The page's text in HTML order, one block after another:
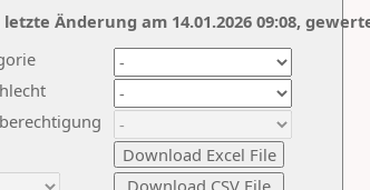
letzte Änderung am 14.01.2026 09:08,